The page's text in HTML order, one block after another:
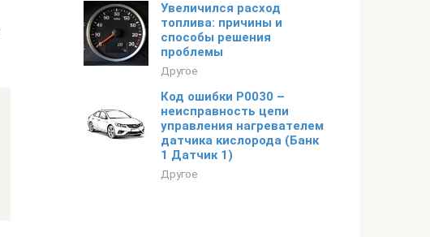
Увеличился расход
топлива: причины и
способы решения
проблемы
Другое
Код ошибки P0030 –
неисправность цепи
управления нагревателем
датчика кислорода (Банк
1 Датчик 1)
Другое